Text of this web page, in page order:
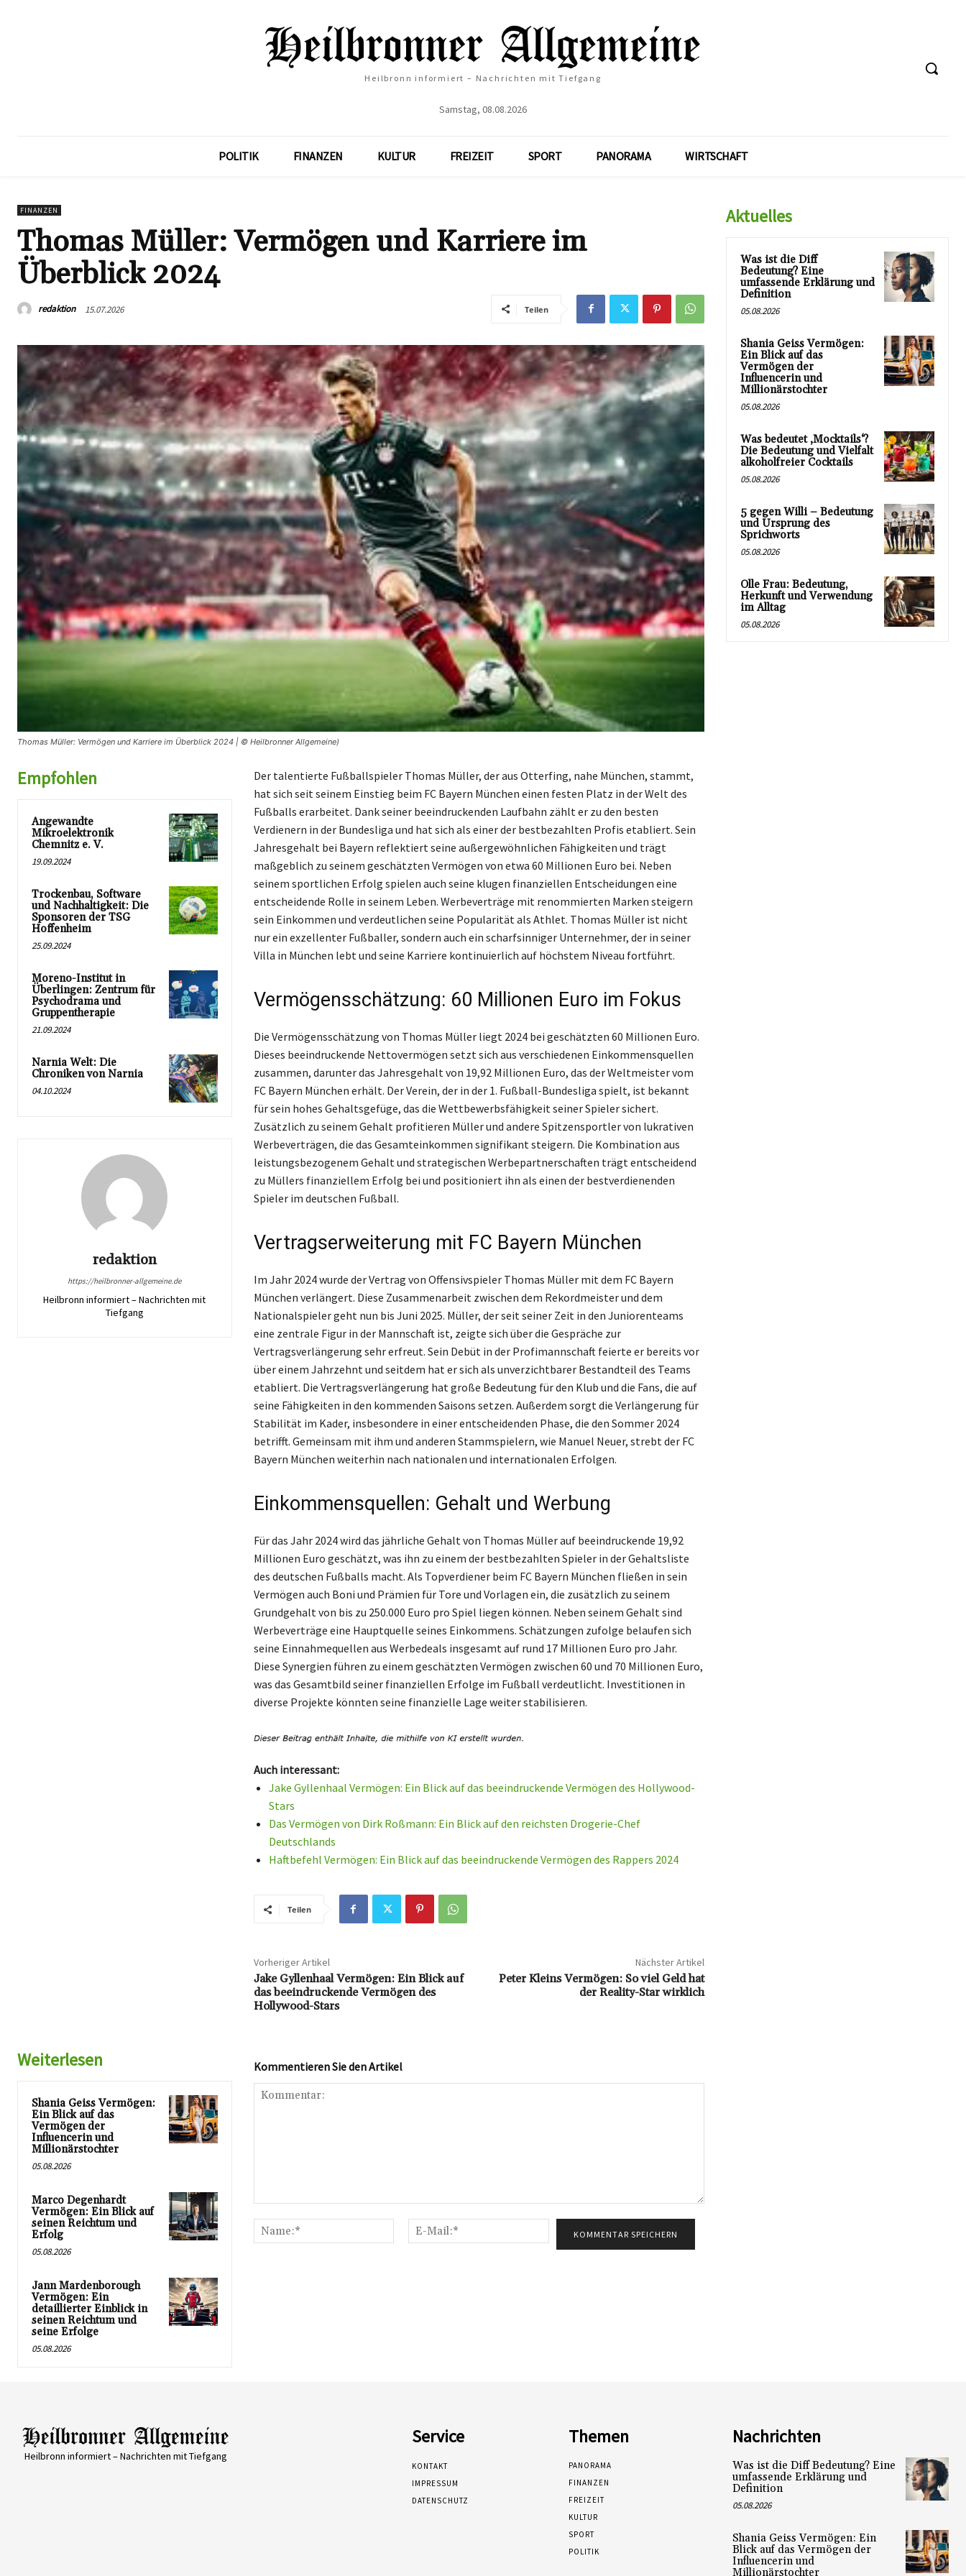
Heilbronn informiert – Nachrichten mit Tiefgang
Samstag, 08.08.2026
POLITIK FINANZEN KULTUR FREIZEIT SPORT PANORAMA WIRTSCHAFT
FINANZEN
Thomas Müller: Vermögen und Karriere im
Überblick 2024
redaktion 15.07.2026 Teilen
Thomas Müller: Vermögen und Karriere im Überblick 2024 | © Heilbronner Allgemeine)
Empfohlen
Angewandte
Mikroelektronik
Chemnitz e. V.
19.09.2024
Trockenbau, Software
und Nachhaltigkeit: Die
Sponsoren der TSG
Hoffenheim
25.09.2024
Moreno-Institut in
Überlingen: Zentrum für
Psychodrama und
Gruppentherapie
21.09.2024
Narnia Welt: Die
Chroniken von Narnia
04.10.2024
redaktion
https://heilbronner-allgemeine.de
Heilbronn informiert – Nachrichten mit
Tiefgang
Der talentierte Fußballspieler Thomas Müller, der aus Otterfing, nahe München, stammt,
hat sich seit seinem Einstieg beim FC Bayern München einen festen Platz in der Welt des
Fußballs erarbeitet. Dank seiner beeindruckenden Laufbahn zählt er zu den besten
Verdienern in der Bundesliga und hat sich als einer der bestbezahlten Profis etabliert. Sein
Jahresgehalt bei Bayern reflektiert seine außergewöhnlichen Fähigkeiten und trägt
maßgeblich zu seinem geschätzten Vermögen von etwa 60 Millionen Euro bei. Neben
seinem sportlichen Erfolg spielen auch seine klugen finanziellen Entscheidungen eine
entscheidende Rolle in seinem Leben. Werbeverträge mit renommierten Marken steigern
sein Einkommen und verdeutlichen seine Popularität als Athlet. Thomas Müller ist nicht
nur ein exzellenter Fußballer, sondern auch ein scharfsinniger Unternehmer, der in seiner
Villa in München lebt und seine Karriere kontinuierlich auf höchstem Niveau fortführt.
Vermögensschätzung: 60 Millionen Euro im Fokus
Die Vermögensschätzung von Thomas Müller liegt 2024 bei geschätzten 60 Millionen Euro.
Dieses beeindruckende Nettovermögen setzt sich aus verschiedenen Einkommensquellen
zusammen, darunter das Jahresgehalt von 19,92 Millionen Euro, das der Weltmeister vom
FC Bayern München erhält. Der Verein, der in der 1. Fußball-Bundesliga spielt, ist bekannt
für sein hohes Gehaltsgefüge, das die Wettbewerbsfähigkeit seiner Spieler sichert.
Zusätzlich zu seinem Gehalt profitieren Müller und andere Spitzensportler von lukrativen
Werbeverträgen, die das Gesamteinkommen signifikant steigern. Die Kombination aus
leistungsbezogenem Gehalt und strategischen Werbepartnerschaften trägt entscheidend
zu Müllers finanziellem Erfolg bei und positioniert ihn als einen der bestverdienenden
Spieler im deutschen Fußball.
Vertragserweiterung mit FC Bayern München
Im Jahr 2024 wurde der Vertrag von Offensivspieler Thomas Müller mit dem FC Bayern
München verlängert. Diese Zusammenarbeit zwischen dem Rekordmeister und dem
Nationalspieler geht nun bis Juni 2025. Müller, der seit seiner Zeit in den Juniorenteams
eine zentrale Figur in der Mannschaft ist, zeigte sich über die Gespräche zur
Vertragsverlängerung sehr erfreut. Sein Debüt in der Profimannschaft feierte er bereits vor
über einem Jahrzehnt und seitdem hat er sich als unverzichtbarer Bestandteil des Teams
etabliert. Die Vertragsverlängerung hat große Bedeutung für den Klub und die Fans, die auf
seine Fähigkeiten in den kommenden Saisons setzen. Außerdem sorgt die Verlängerung für
Stabilität im Kader, insbesondere in einer entscheidenden Phase, die den Sommer 2024
betrifft. Gemeinsam mit ihm und anderen Stammspielern, wie Manuel Neuer, strebt der FC
Bayern München weiterhin nach nationalen und internationalen Erfolgen.
Einkommensquellen: Gehalt und Werbung
Für das Jahr 2024 wird das jährliche Gehalt von Thomas Müller auf beeindruckende 19,92
Millionen Euro geschätzt, was ihn zu einem der bestbezahlten Spieler in der Gehaltsliste
des deutschen Fußballs macht. Als Topverdiener beim FC Bayern München fließen in sein
Vermögen auch Boni und Prämien für Tore und Vorlagen ein, die zusätzlich zu seinem
Grundgehalt von bis zu 250.000 Euro pro Spiel liegen können. Neben seinem Gehalt sind
Werbeverträge eine Hauptquelle seines Einkommens. Schätzungen zufolge belaufen sich
seine Einnahmequellen aus Werbedeals insgesamt auf rund 17 Millionen Euro pro Jahr.
Diese Synergien führen zu einem geschätzten Vermögen zwischen 60 und 70 Millionen Euro,
was das Gesamtbild seiner finanziellen Erfolge im Fußball verdeutlicht. Investitionen in
diverse Projekte könnten seine finanzielle Lage weiter stabilisieren.
Auch interessant:
Jake Gyllenhaal Vermögen: Ein Blick auf das beeindruckende Vermögen des Hollywood-
Stars
Das Vermögen von Dirk Roßmann: Ein Blick auf den reichsten Drogerie-Chef
Deutschlands
Haftbefehl Vermögen: Ein Blick auf das beeindruckende Vermögen des Rappers 2024
Teilen
Vorheriger Artikel
Jake Gyllenhaal Vermögen: Ein Blick auf
das beeindruckende Vermögen des
Hollywood-Stars
Nächster Artikel
Peter Kleins Vermögen: So viel Geld hat
der Reality-Star wirklich
Weiterlesen
Shania Geiss Vermögen:
Ein Blick auf das
Vermögen der
Influencerin und
Millionärstochter
05.08.2026
Marco Degenhardt
Vermögen: Ein Blick auf
seinen Reichtum und
Erfolg
05.08.2026
Jann Mardenborough
Vermögen: Ein
detaillierter Einblick in
seinen Reichtum und
seine Erfolge
05.08.2026
Kommentieren Sie den Artikel
Name:*
Mail:*
Aktuelles
Was ist die Diff
Bedeutung? Eine
umfassende Erklärung und
Definition
05.08.2026
Shania Geiss Vermögen:
Ein Blick auf das
Vermögen der
Influencerin und
Millionärstochter
05.08.2026
Was bedeutet ‚Mocktails‘?
Die Bedeutung und Vielfalt
alkoholfreier Cocktails
05.08.2026
5 gegen Willi – Bedeutung
und Ursprung des
Sprichworts
05.08.2026
Olle Frau: Bedeutung,
Herkunft und Verwendung
im Alltag
05.08.2026
Heilbronn informiert – Nachrichten mit Tiefgang
Service
KONTAKT
IMPRESSUM
DATENSCHUTZ
Themen
PANORAMA
FINANZEN
FREIZEIT
KULTUR
SPORT
POLITIK
Nachrichten
Was ist die Diff Bedeutung? Eine
umfassende Erklärung und
Definition
05.08.2026
Shania Geiss Vermögen: Ein
Blick auf das Vermögen der
Influencerin und
Millionärstochter